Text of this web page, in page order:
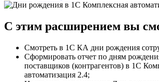
C этим расширением вы
Смотреть в 1С КА дни рождения
Сформировать отчет по дням
поставщиков (контрагентов) в 1С
автоматизация 2.4;